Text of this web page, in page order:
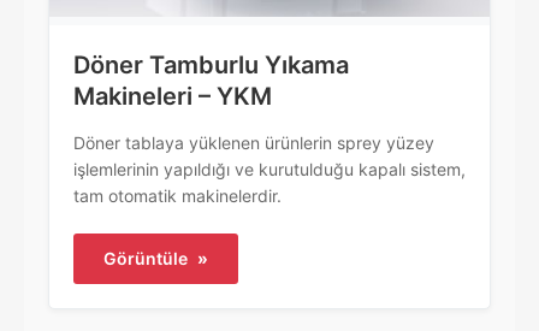
Döner Tamburlu Yıkama
Makineleri – YKM
Döner tablaya yüklenen ürünlerin sprey yüzey
işlemlerinin yapıldığı ve kurutulduğu kapalı sistem,
tam otomatik makinelerdir.
Görüntüle »